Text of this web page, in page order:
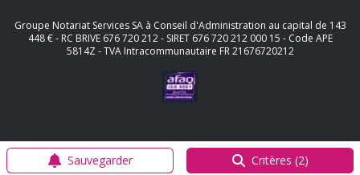
Sauvegarder Critères (2)
Groupe Notariat Services SA à Conseil d'Administration au capital de 143
448 € - RC BRIVE 676 720 212 - SIRET 676 720 212 000 15 - Code APE
5814Z - TVA Intracommunautaire FR 21676720212